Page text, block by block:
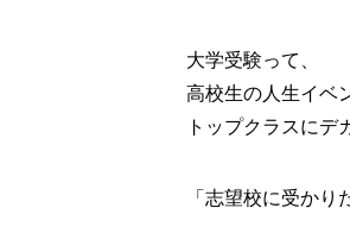
大学受験って、
高校生の人生イベ
トップクラスにデ
「志望校に受かり